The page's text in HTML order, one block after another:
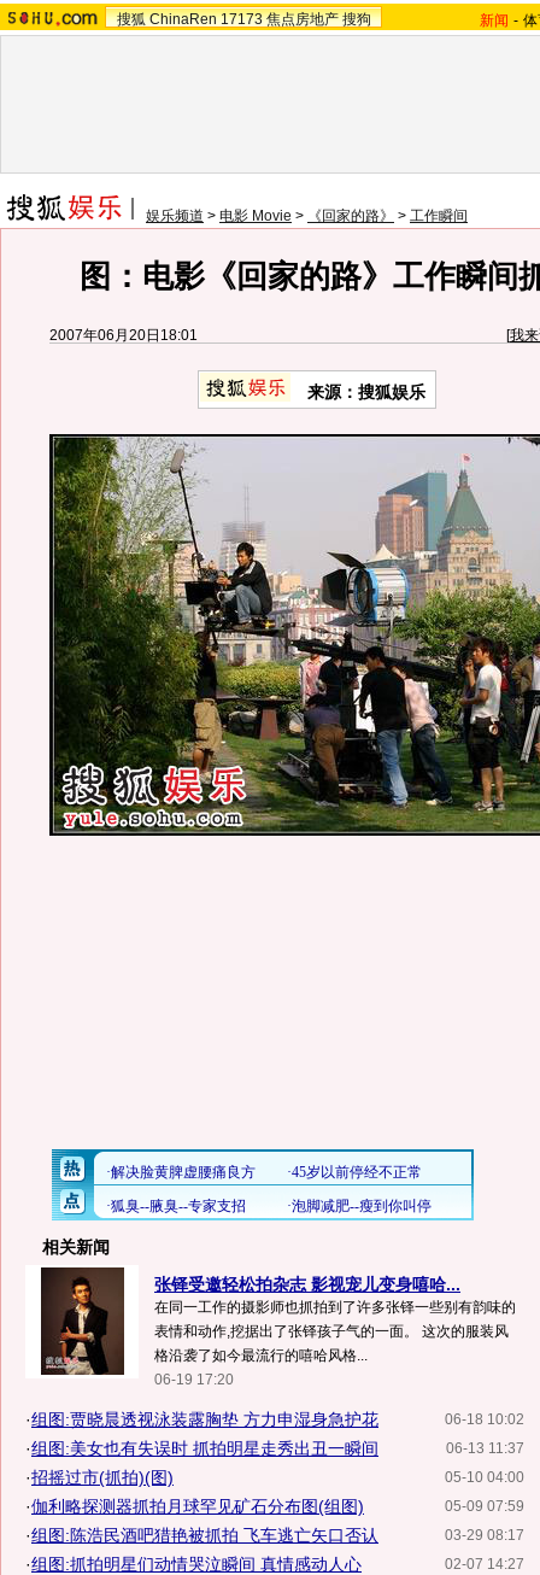
搜狐 ChinaRen 17173 焦点房地产 搜狗 新闻 -
娱乐频道 > 电影 Movie > 《回家的路》 > 工作瞬间
图：电影《回家的路》工作瞬间
2007年06月20日18:01 [我
来源：搜狐娱乐
相关新闻
张铎受邀轻松拍杂志 影视宠儿变身嘻哈...
在同一工作的摄影师也抓拍到了许多张铎一些别有韵味的
表情和动作,挖据出了张铎孩子气的一面。 这次的服装风
格沿袭了如今最流行的嘻哈风格...
06-19 17:20
06-18 10:02
·组图:贾晓晨透视泳装露胸垫 方力申湿身急护花
06-13 11:37
·组图:美女也有失误时 抓拍明星走秀出丑一瞬间
05-10 04:00
·招摇过市(抓拍)(图)
05-09 07:59
·伽利略探测器抓拍月球罕见矿石分布图(组图)
03-29 08:17
·组图:陈浩民酒吧猎艳被抓拍 飞车逃亡矢口否认
02-07 14:27
·组图:抓拍明星们动情哭泣瞬间 真情感动人心